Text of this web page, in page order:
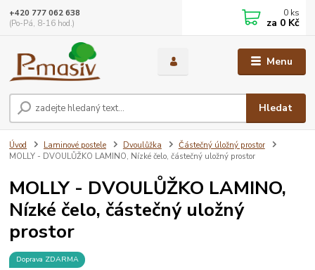
Menu
Hledat
+420 777 062 638
(Po-Pá, 8-16 hod.)
0 ks
za 0 Kč
Úvod Laminové postele Dvoulůžka
Částečný úložný prostor
MOLLY - DVOULŮŽKO LAMINO, Nízké čelo, částečný uložný prostor
MOLLY - DVOULŮŽKO LAMINO,
Nízké čelo, částečný uložný
prostor
Doprava ZDARMA